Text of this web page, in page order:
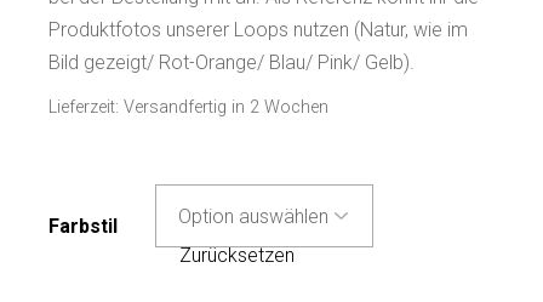
Produktfotos unserer Loops nutzen (Natur, wie im
Bild gezeigt/ Rot-Orange/ Blau/ Pink/ Gelb).
Lieferzeit:Versandfertig in 2 Wochen
Farbstil
Zurücksetzen